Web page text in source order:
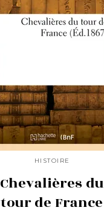
HISTOIRE
Chevalières du
tour de France